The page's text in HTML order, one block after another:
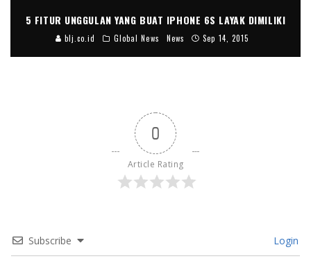
5 FITUR UNGGULAN YANG BUAT IPHONE 6S LAYAK DIMILIKI
blj.co.id Global News News Sep 14, 2015
0
Article Rating
Subscribe Login